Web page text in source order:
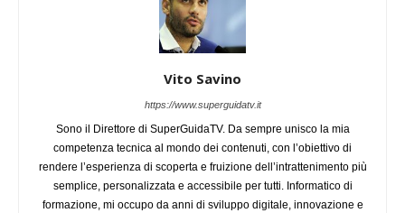
Vito Savino
https://www.superguidatv.it
Sono il Direttore di SuperGuidaTV. Da sempre unisco la mia
competenza tecnica al mondo dei contenuti, con l’obiettivo di
rendere l’esperienza di scoperta e fruizione dell’intrattenimento più
semplice, personalizzata e accessibile per tutti. Informatico di
formazione, mi occupo da anni di sviluppo digitale, innovazione e